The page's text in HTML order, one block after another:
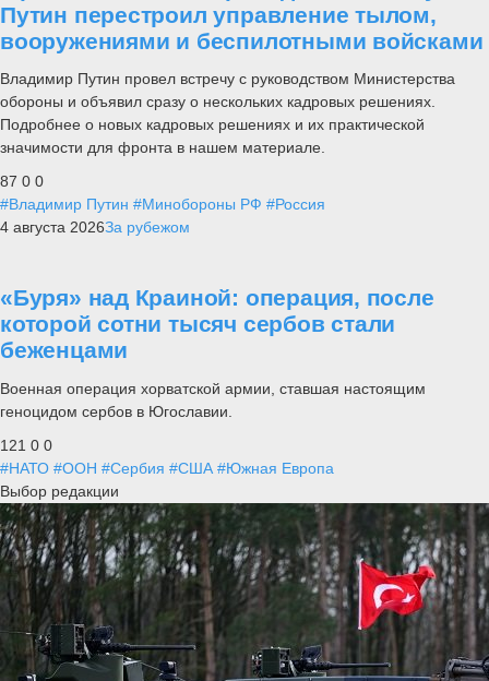
Путин перестроил управление тылом,
вооружениями и беспилотными войсками
Владимир Путин провел встречу с руководством Министерства
обороны и объявил сразу о нескольких кадровых решениях.
Подробнее о новых кадровых решениях и их практической
значимости для фронта в нашем материале.
87 0 0
#Владимир Путин #Минобороны РФ #Россия
4 августа 2026За рубежом
«Буря» над Краиной: операция, после
которой сотни тысяч сербов стали
беженцами
Военная операция хорватской армии, ставшая настоящим
геноцидом сербов в Югославии.
121 0 0
#НАТО #ООН #Сербия #США #Южная Европа
Выбор редакции